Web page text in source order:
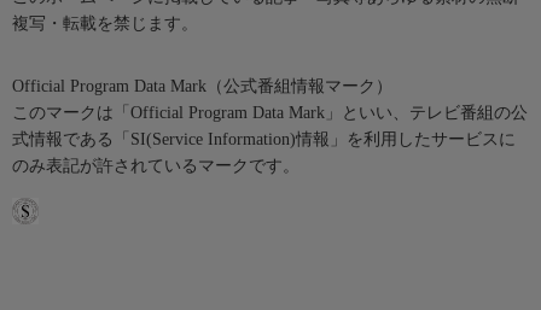
複写・転載を禁じます。
Official Program Data Mark（公式番組情報マーク）
このマークは「Official Program Data Mark」といい、テレビ番組の公
式情報である「SI(Service Information)情報」を利用したサービスに
のみ表記が許されているマークです。